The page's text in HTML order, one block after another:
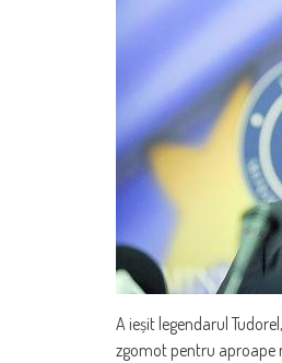
A ieșit legendarul
zgomot pentru aproape